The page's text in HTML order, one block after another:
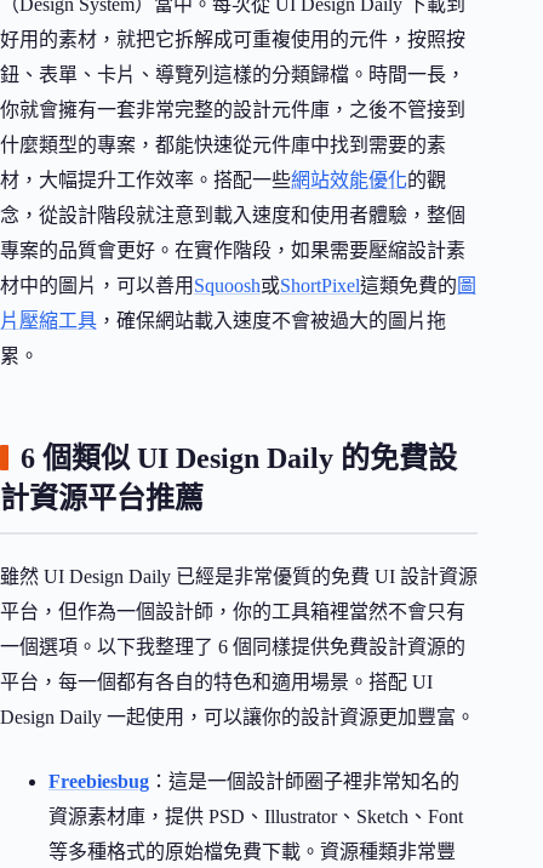
（Design System）當中。每次從 UI Design Daily 下載到
好用的素材，就把它拆解成可重複使用的元件，按照按
鈕、表單、卡片、導覽列這樣的分類歸檔。時間一長，
你就會擁有一套非常完整的設計元件庫，之後不管接到
什麼類型的專案，都能快速從元件庫中找到需要的素
材，大幅提升工作效率。搭配一些網站效能優化的觀
念，從設計階段就注意到載入速度和使用者體驗，整個
專案的品質會更好。在實作階段，如果需要壓縮設計素
材中的圖片，可以善用 Squoosh或ShortPixel這類免費的 圖
片壓縮工具 ，確保網站載入速度不會被過大的圖片拖
累。
6 個類似 UI Design Daily 的免費設
計資源平台推薦
雖然 UI Design Daily 已經是非常優質的免費 UI 設計資源
平台，但作為一個設計師，你的工具箱裡當然不會只有
一個選項。以下我整理了 6 個同樣提供免費設計資源的
平台，每一個都有各自的特色和適用場景。搭配 UI
Design Daily 一起使用，可以讓你的設計資源更加豐富。
Freebiesbug ：這是一個設計師圈子裡非常知名的
資源素材庫，提供 PSD、Illustrator、Sketch、Font
等多種格式的原始檔免費下載。資源種類非常豐